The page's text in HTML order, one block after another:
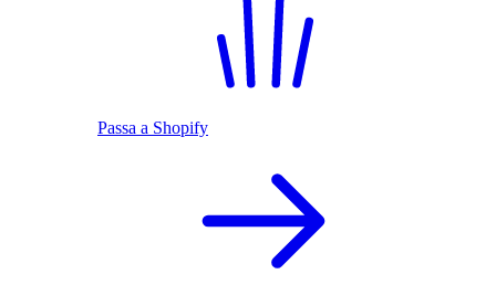
Passa a Shopify